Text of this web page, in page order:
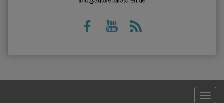
Footer